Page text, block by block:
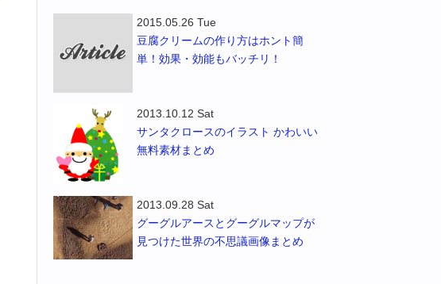
2015.05.26 Tue
豆腐クリームの作り方はホント簡
単！効果・効能もバッチリ！
2013.10.12 Sat
サンタクロースのイラスト かわいい
無料素材まとめ
2013.09.28 Sat
グーグルアースとグーグルマップが
見つけた世界の不思議画像まとめ